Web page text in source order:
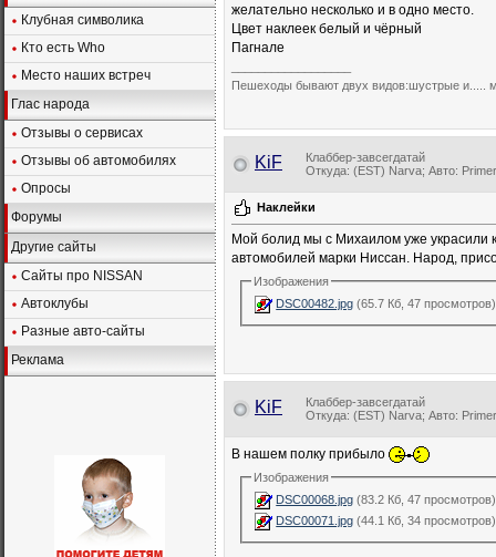
Клубная символика
Кто есть Who
Место наших встреч
Глас народа
Отзывы о сервисах
Отзывы об автомобилях
Опросы
Форумы
Другие сайты
Сайты про NISSAN
Автоклубы
Разные авто-сайты
Реклама
желательно несколько и в одно место.
Цвет наклеек белый и чёрный
Пагнале
Пешеходы бывают двух видов:шустрые и.....
KiF
Клаббер-завсегдатай
Откуда: (EST) Narva; Авто:
Наклейки
Мой болид мы с Михаилом уже украсили
автомобилей марки Ниссан. Народ,
Изображения
DSC00482.jpg (65.7 Кб, 47 просмотров)
KiF
Клаббер-завсегдатай
Откуда: (EST) Narva; Авто:
В нашем полку прибыло
Изображения
DSC00068.jpg (83.2 Кб, 47 просмотров)
DSC00071.jpg (44.1 Кб, 34 просмотров)